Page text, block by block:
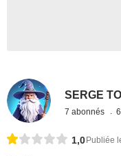
SERGE
7 abonnés
1,0 Publiée